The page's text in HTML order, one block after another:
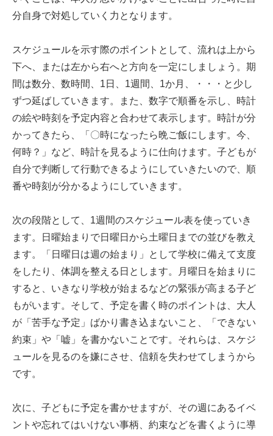
分自身で対処していく力となります。
スケジュールを示す際のポイントとして、流れは上から
下へ、または左から右へと方向を一定にしましょう。期
間は数分、数時間、1日、1週間、1か月、・・・と少し
ずつ延ばしていきます。また、数字で順番を示し、時計
の絵や時刻を予定内容と合わせて表示します。時計が分
かってきたら、「〇時になったら晩ご飯にします。今、
何時？」など、時計を見るように仕向けます。子どもが
自分で判断して行動できるようにしていきたいので、順
番や時刻が分かるようにしていきます。
次の段階として、1週間のスケジュール表を使っていき
ます。日曜始まりで日曜日から土曜日までの並びを教え
ます。「日曜日は週の始まり」として学校に備えて支度
をしたり、体調を整える日とします。月曜日を始まりに
すると、いきなり学校が始まるなどの緊張が高まる子ど
もがいます。そして、予定を書く時のポイントは、大人
が「苦手な予定」ばかり書き込まないこと、「できない
約束」や「嘘」を書かないことです。それらは、スケジ
ュールを見るのを嫌にさせ、信頼を失わせてしまうから
です。
次に、子どもに予定を書かせますが、その週にあるイベ
ントや忘れてはいけない事柄、約束などを書くように導